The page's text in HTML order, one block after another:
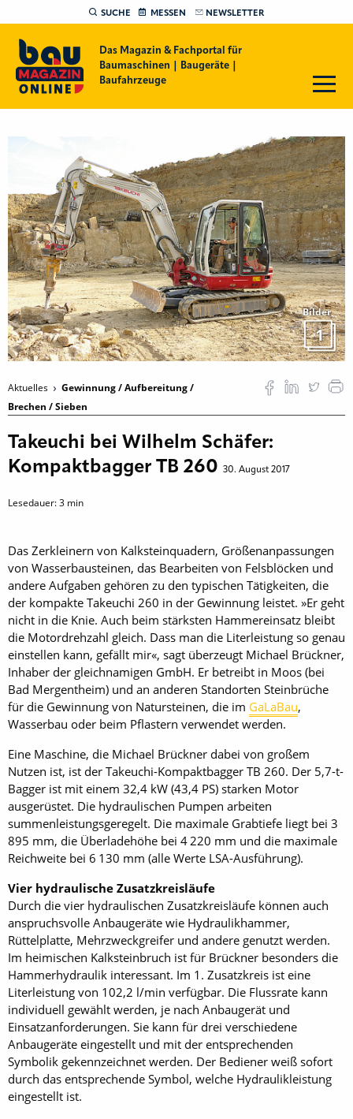
SUCHE MESSEN NEWSLETTER
Das Magazin & Fachportal für
Baumaschinen | Baugeräte |
Baufahrzeuge
Bilder
1
Aktuelles
Gewinnung / Aufbereitung /
Brechen / Sieben
Takeuchi bei Wilhelm Schäfer:
Kompaktbagger TB 260 30. August 2017
Lesedauer:3 min
Das Zerkleinern von Kalksteinquadern, Größenanpassungen
von Wasserbausteinen, das Bearbeiten von Felsblöcken und
andere Aufgaben gehören zu den typischen Tätigkeiten, die
der kompakte Takeuchi 260 in der Gewinnung leistet. »Er geht
nicht in die Knie. Auch beim stärksten Hammereinsatz bleibt
die Motordrehzahl gleich. Dass man die Literleistung so genau
einstellen kann, gefällt mir«, sagt überzeugt Michael Brückner,
Inhaber der gleichnamigen GmbH. Er betreibt in Moos (bei
Bad Mergentheim) und an anderen Standorten ­Steinbrüche
für die Gewinnung von Natursteinen, die im GaLaBau,
Wasserbau oder beim Pflastern verwendet werden.
Eine Maschine, die Michael Brückner dabei von großem
Nutzen ist, ist der Takeuchi-Kompaktbagger TB 260. Der 5,7-t-
Bagger ist mit einem 32,4 kW (43,4 PS) starken Motor
ausgerüstet. Die hydraulischen Pumpen arbeiten
summenleistungsgeregelt. Die maximale Grabtiefe liegt bei 3
895 mm, die Überladehöhe bei 4 220 mm und die maximale
Reichweite bei 6 130 mm (alle Werte LSA-Ausführung).
Vier hydraulische Zusatzkreisläufe
Durch die vier hydraulischen Zusatzkreisläufe können auch
anspruchsvolle Anbaugeräte wie Hydraulikhammer,
Rüttelplatte, Mehrzweckgreifer und andere genutzt werden.
Im heimischen Kalksteinbruch ist für Brückner besonders die
Hammerhydraulik interessant. Im 1. Zusatzkreis ist eine
Literleistung von 102,2 l/min verfügbar. Die Flussrate kann
individuell gewählt werden, je nach Anbaugerät und
Einsatzanforderungen. Sie kann für drei verschiedene
Anbaugeräte eingestellt und mit der entsprechenden
Symbolik gekennzeichnet werden. Der Bediener weiß sofort
durch das entsprechende Symbol, welche Hydraulikleistung
eingestellt ist.